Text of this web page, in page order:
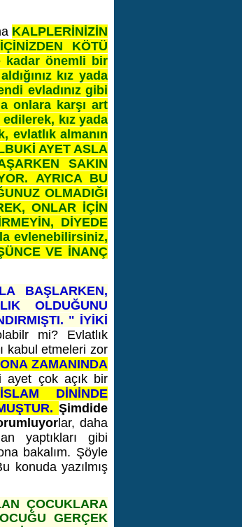
KALPLERİNİZİN
KÖTÜ
kadar önemli bir
kız yada
evladınız gibi
onlara karşı art
kız yada
evlatlık almanın
AYET ASLA
SAKIN
AYRICA BU
OLMADIĞI
ONLAR İÇİN
DİYEDE
evlenebilirsiniz,
VE İNANÇ
BAŞLARKEN,
OLDUĞUNU
" İYİKİ
mi? Evlatlık
kabul etmeleri zor
ZAMANINDA
ayet çok açık bir
İSLAM DİNİNDE
Şimdide
lar, daha
yaptıkları gibi
bakalım. Şöyle
konuda yazılmış
ÇOCUKLARA
GERÇEK